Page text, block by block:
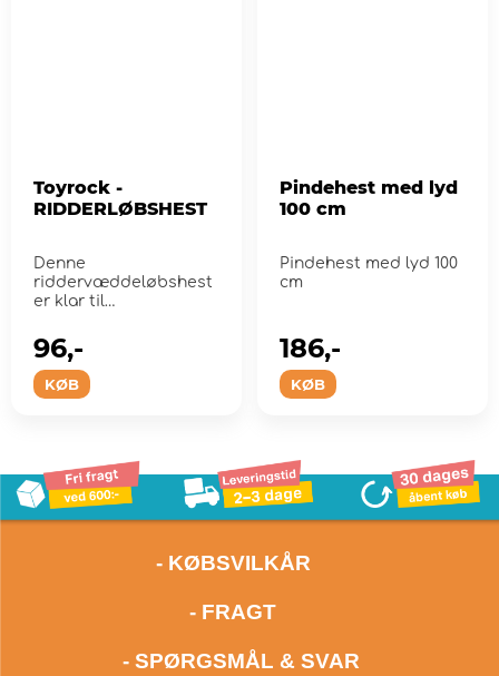
Toyrock -
RIDDERLØBSHEST
Denne
riddervæddeløbshest
er klar til
KØB
96,-
Pindehest med lyd
100 cm
Pindehest med lyd 100
cm
KØB
186,-
- KØBSVILKÅR
- FRAGT
- SPØRGSMÅL & SVAR